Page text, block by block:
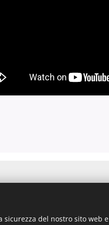
del nostro sito web e